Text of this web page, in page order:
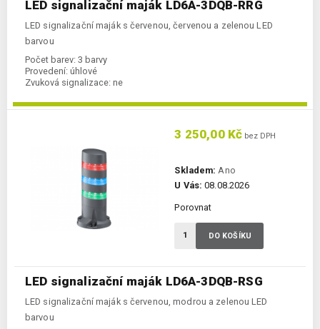
LED signalizační maják LD6A-3DQB-RRG
LED signalizační maják s červenou, červenou a zelenou LED
barvou
Počet barev: 3 barvy
Provedení: úhlové
Zvuková signalizace: ne
LED signalizační maják LD6A-3DQB-RSG
LED signalizační maják s červenou, modrou a zelenou LED
barvou
3 250,00 Kč bez DPH
Skladem: Ano
U Vás: 08.08.2026
Porovnat
DO KOŠÍKU